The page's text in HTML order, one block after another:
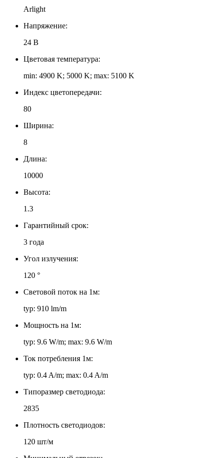
Arlight
Напряжение:
24 В
Цветовая температура:
min: 4900 K; 5000 K; max: 5100 K
Индекс цветопередачи:
80
Ширина:
8
Длина:
10000
Высота:
1.3
Гарантийный срок:
3 года
Угол излучения:
120 °
Световой поток на 1м:
typ: 910 lm/m
Мощность на 1м:
typ: 9.6 W/m; max: 9.6 W/m
Ток потребления 1м:
typ: 0.4 A/m; max: 0.4 A/m
Типоразмер светодиода:
2835
Плотность светодиодов:
120 шт/м